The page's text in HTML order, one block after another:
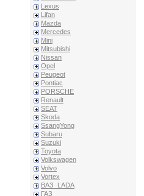
Lexus
Lifan
Mazda
Mercedes
Mini
Mitsubishi
Nissan
Opel
Peugeot
Pontiac
PORSCHE
Renault
SEAT
Skoda
SsangYong
Subaru
Suzuki
Toyota
Volkswagen
Volvo
Vortex
ВАЗ_LADA
ГАЗ